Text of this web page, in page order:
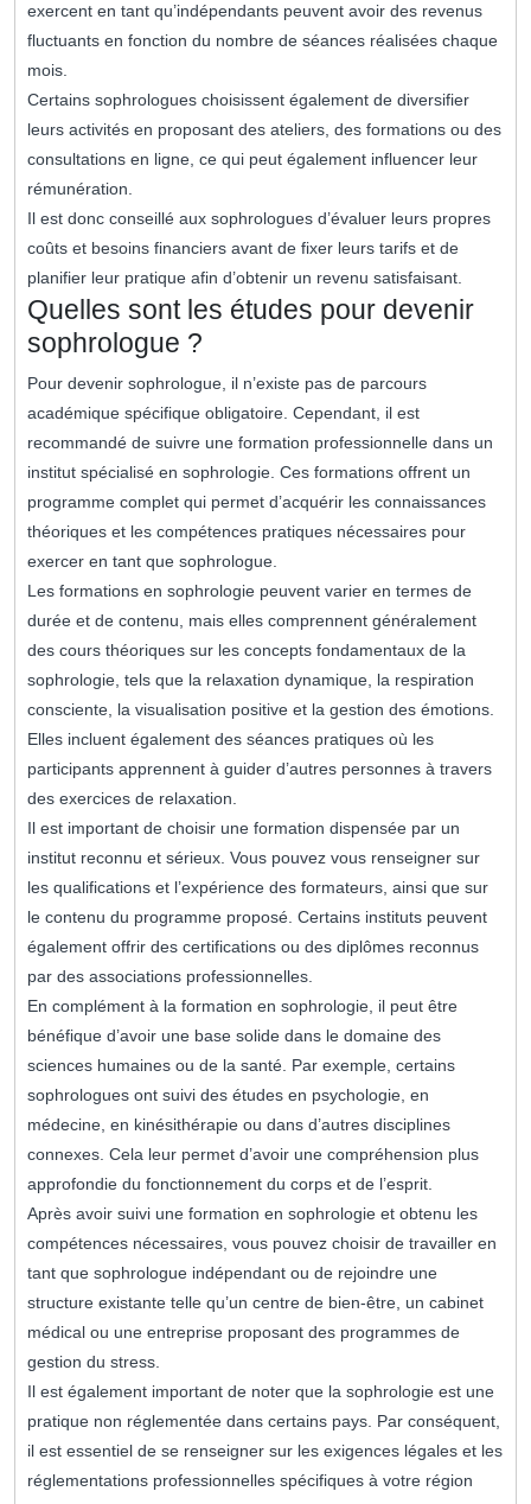
exercent en tant qu’indépendants peuvent avoir des revenus
fluctuants en fonction du nombre de séances réalisées chaque
mois.
Certains sophrologues choisissent également de diversifier
leurs activités en proposant des ateliers, des formations ou des
consultations en ligne, ce qui peut également influencer leur
rémunération.
Il est donc conseillé aux sophrologues d’évaluer leurs propres
coûts et besoins financiers avant de fixer leurs tarifs et de
planifier leur pratique afin d’obtenir un revenu satisfaisant.
Quelles sont les études pour devenir
sophrologue ?
Pour devenir sophrologue, il n’existe pas de parcours
académique spécifique obligatoire. Cependant, il est
recommandé de suivre une formation professionnelle dans un
institut spécialisé en sophrologie. Ces formations offrent un
programme complet qui permet d’acquérir les connaissances
théoriques et les compétences pratiques nécessaires pour
exercer en tant que sophrologue.
Les formations en sophrologie peuvent varier en termes de
durée et de contenu, mais elles comprennent généralement
des cours théoriques sur les concepts fondamentaux de la
sophrologie, tels que la relaxation dynamique, la respiration
consciente, la visualisation positive et la gestion des émotions.
Elles incluent également des séances pratiques où les
participants apprennent à guider d’autres personnes à travers
des exercices de relaxation.
Il est important de choisir une formation dispensée par un
institut reconnu et sérieux. Vous pouvez vous renseigner sur
les qualifications et l’expérience des formateurs, ainsi que sur
le contenu du programme proposé. Certains instituts peuvent
également offrir des certifications ou des diplômes reconnus
par des associations professionnelles.
En complément à la formation en sophrologie, il peut être
bénéfique d’avoir une base solide dans le domaine des
sciences humaines ou de la santé. Par exemple, certains
sophrologues ont suivi des études en psychologie, en
médecine, en kinésithérapie ou dans d’autres disciplines
connexes. Cela leur permet d’avoir une compréhension plus
approfondie du fonctionnement du corps et de l’esprit.
Après avoir suivi une formation en sophrologie et obtenu les
compétences nécessaires, vous pouvez choisir de travailler en
tant que sophrologue indépendant ou de rejoindre une
structure existante telle qu’un centre de bien-être, un cabinet
médical ou une entreprise proposant des programmes de
gestion du stress.
Il est également important de noter que la sophrologie est une
pratique non réglementée dans certains pays. Par conséquent,
il est essentiel de se renseigner sur les exigences légales et les
réglementations professionnelles spécifiques à votre région